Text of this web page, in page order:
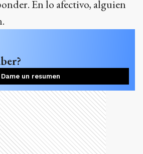
En lo afectivo, alguien
Dame un resumen